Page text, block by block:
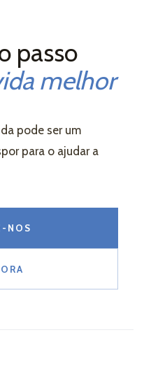
passo
melhor
pode ser um
para o ajudar a
NOS